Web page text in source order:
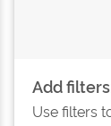
Add
Use filters